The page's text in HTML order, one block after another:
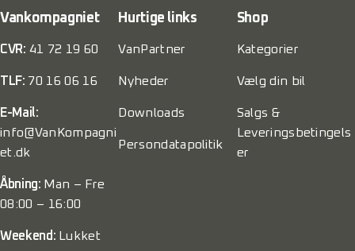
Vankompagniet
CVR: 41 72 19 60
TLF: 70 16 06 16
E-Mail:
info@VanKompagni
et.dk
Åbning: Man – Fre
08:00 – 16:00
Weekend: Lukket
Hurtige links
VanPartner
Nyheder
Downloads
Persondatapolitik
Shop
Kategorier
Vælg din bil
Salgs &
Leveringsbetingels
er